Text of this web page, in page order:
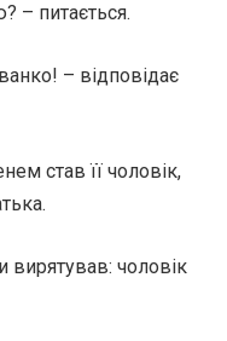
– питається.
– відповідає
став її чоловік,
вирятував: чоловік